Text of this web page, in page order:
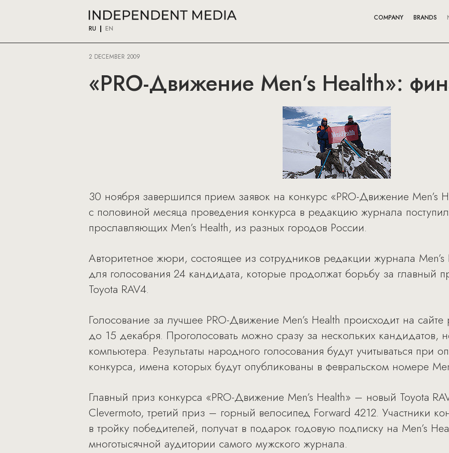
RU EN
COMPANY BRANDS
2 DECEMBER 2009
«PRO-Движение Men’s Health»:
30 ноября завершился прием заявок на конкурс «PRO-Движение Men’s
с половиной месяца проведения конкурса в редакцию журнала
прославляющих Men’s Health, из разных городов России.
Авторитетное жюри, состоящее из сотрудников редакции журнала
для голосования 24 кандидата, которые продолжат борьбу за главный
Toyota RAV4.
Голосование за лучшее PRO-Движение Men’s Health происходит на сайте
до 15 декабря. Проголосовать можно сразу за нескольких кандидатов,
компьютера. Результаты народного голосования будут учитываться при
конкурса, имена которых будут опубликованы в февральском номере
Главный приз конкурса «PRO-Движение Men’s Health» – новый Toyota
Clevermoto, третий приз – горный велосипед Forward 4212. Участники
в тройку победителей, получат в подарок годовую подписку на Men’s
многотысячной аудитории самого мужского журнала.